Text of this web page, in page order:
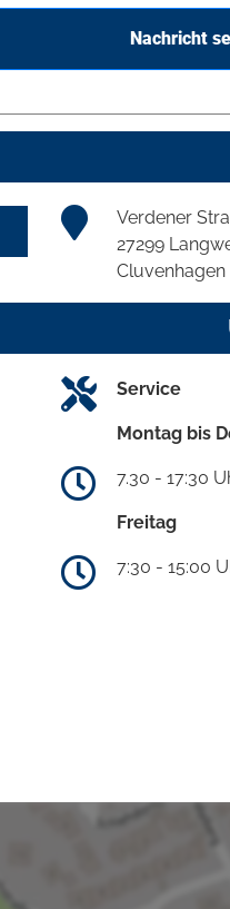
Nachricht
Verdener
27299
Cluvenhagen
Service
Montag bis
7.30 - 17:30
Freitag
7:30 - 15:00